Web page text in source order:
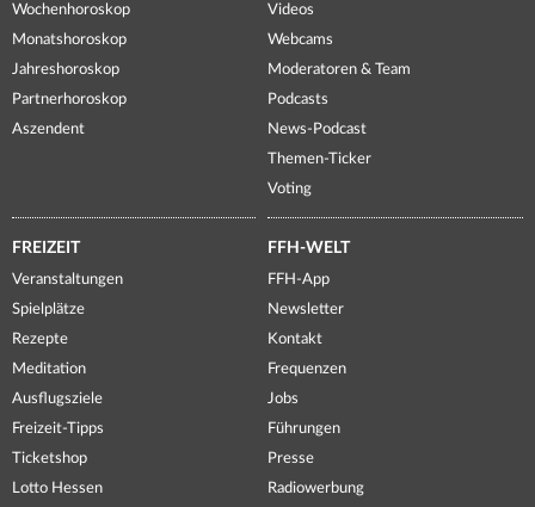
Wochenhoroskop
Monatshoroskop
Jahreshoroskop
Partnerhoroskop
Aszendent
Videos
Webcams
Moderatoren & Team
Podcasts
News-Podcast
Themen-Ticker
Voting
FREIZEIT
Veranstaltungen
Spielplätze
Rezepte
Meditation
Ausflugsziele
Freizeit-Tipps
Ticketshop
Lotto Hessen
FFH-WELT
FFH-App
Newsletter
Kontakt
Frequenzen
Jobs
Führungen
Presse
Radiowerbung